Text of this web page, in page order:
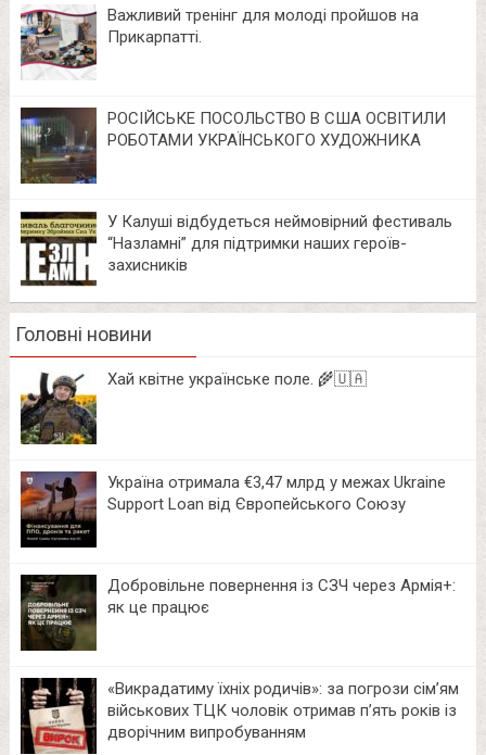
Важливий тренінг для молоді пройшов на
Прикарпатті.
РОСІЙСЬКЕ ПОСОЛЬСТВО В США ОСВІТИЛИ
РОБОТАМИ УКРАЇНСЬКОГО ХУДОЖНИКА
У Калуші відбудеться неймовірний фестиваль
“Назламні” для підтримки наших героїв-
захисників
Головні новини
Хай квітне українське поле. 🌾🇺🇦
Україна отримала €3,47 млрд у межах Ukraine
Support Loan від Європейського Союзу
Добровільне повернення із СЗЧ через Армія+:
як це працює
«Викрадатиму їхніх родичів»: за погрози сім’ям
військових ТЦК чоловік отримав п’ять років із
дворічним випробуванням